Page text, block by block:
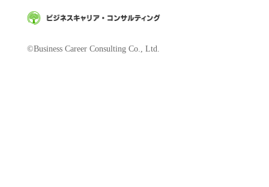
©Business Career Consulting Co., Ltd.